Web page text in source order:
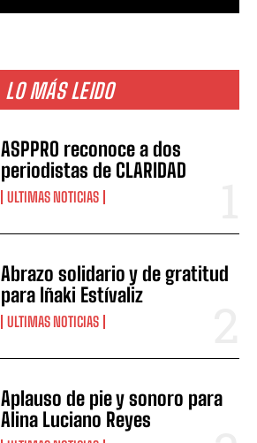
LO MÁS LEIDO
ASPPRO reconoce a dos
periodistas de CLARIDAD
ULTIMAS NOTICIAS
Abrazo solidario y de gratitud
para Iñaki Estívaliz
ULTIMAS NOTICIAS
Aplauso de pie y sonoro para
Alina Luciano Reyes